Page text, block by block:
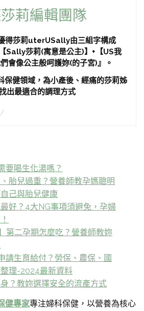
莉編輯團隊
得莎莉uterUSally由三組字構成
Sally莎莉(寓意是公主)】+【US我
會像公主般呵護妳(的子宮)』。
保健領域，為小產後、經痛的莎莉姊
出最適合的調理方式
要喝生化湯嗎？
胎兒過重？營養師教孕媽聰明
己與胎兒健康
好？4大NG事項須避免，孕婦
第二孕期怎麼吃？營養師教妳
請生育給付？勞保、農保、國
理-2024最新資料
？教妳選擇安全的流產方式
健專家專注婦科保健，以營養為核心